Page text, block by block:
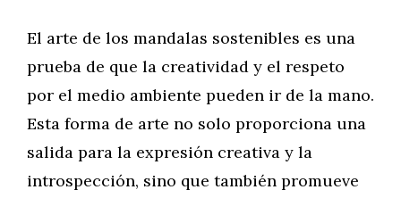
El arte de los mandalas sostenibles es una
prueba de que la creatividad y el respeto
por el medio ambiente pueden ir de la mano.
Esta forma de arte no solo proporciona una
salida para la expresión creativa y la
introspección, sino que también promueve